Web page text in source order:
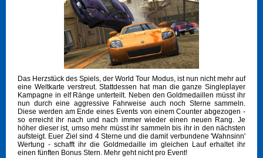
Das Herzstück des Spiels, der World Tour Modus, ist nun nicht mehr auf
eine Weltkarte verstreut. Stattdessen hat man die ganze Singleplayer
Kampagne in elf Ränge unterteilt. Neben den Goldmedaillen müsst ihr
nun durch eine aggressive Fahrweise auch noch Sterne sammeln.
Diese werden am Ende eines Events von einem Counter abgezogen -
so erreicht ihr nach und nach immer wieder einen neuen Rang. Je
höher dieser ist, umso mehr müsst ihr sammeln bis ihr in den nächsten
aufsteigt. Euer Ziel sind 4 Sterne und die damit verbundene 'Wahnsinn'
Wertung - schafft ihr die Goldmedaille im gleichen Lauf erhaltet ihr
einen fünften Bonus Stern. Mehr geht nicht pro Event!